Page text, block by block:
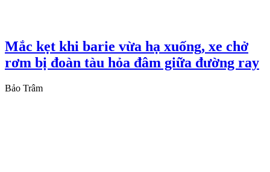
Mắc kẹt khi barie vừa hạ xuống, xe chở
rơm bị đoàn tàu hỏa đâm giữa đường ray
Bảo Trâm